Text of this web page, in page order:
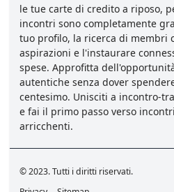
le tue carte di credito a riposo,
incontri sono completamente
tuo profilo, la ricerca di membri
aspirazioni e l'instaurare
spese. Approfitta
autentiche senza dover
centesimo. Unisciti a incontro-
e fai il primo passo verso
arricchenti.
© 2023. Tutti i diritti riservati.